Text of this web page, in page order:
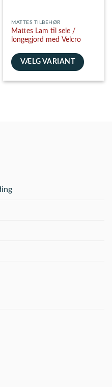
MATTES TILBEHØR
Mattes Lam til sele /
longegjord med Velcro
VÆLG VARIANT